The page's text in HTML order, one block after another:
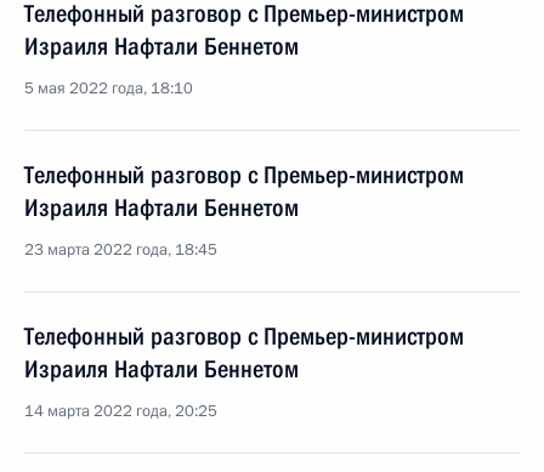
Телефонный разговор с Премьер-министром
Израиля Нафтали Беннетом
5 мая 2022 года, 18:10
Телефонный разговор с Премьер-министром
Израиля Нафтали Беннетом
23 марта 2022 года, 18:45
Телефонный разговор с Премьер-министром
Израиля Нафтали Беннетом
14 марта 2022 года, 20:25